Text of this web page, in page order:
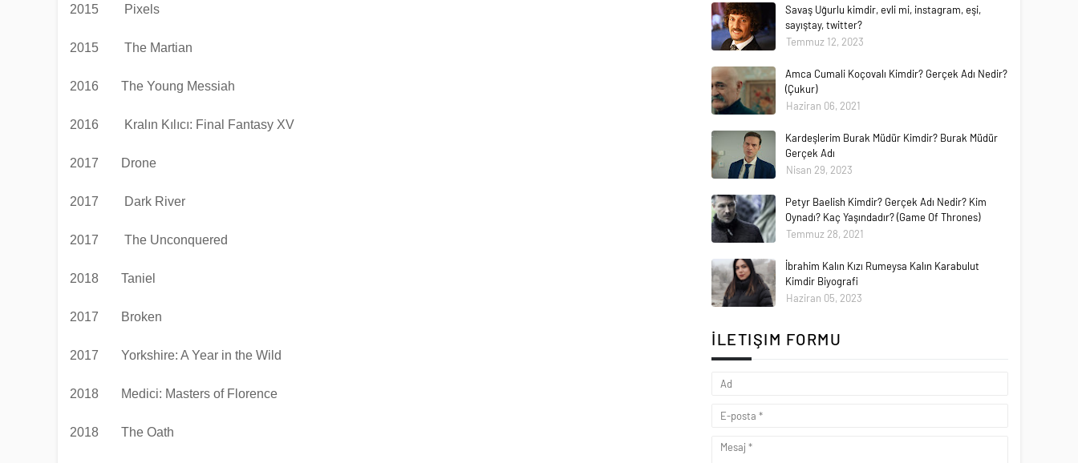
2015 Pixels
2015 The Martian
2016 The Young Messiah
2016 Kralın Kılıcı: Final Fantasy XV
2017 Drone
2017 Dark River
2017 The Unconquered
2018 Taniel
2017 Broken
2017 Yorkshire: A Year in the Wild
2018 Medici: Masters of Florence
2018 The Oath
Savaş Uğurlu kimdir, evli mi, instagram, eşi,
sayıştay, twitter?
Temmuz 12, 2023
Amca Cumali Koçovalı Kimdir? Gerçek Adı Nedir?
(Çukur)
Haziran 06, 2021
Kardeşlerim Burak Müdür Kimdir? Burak Müdür
Gerçek Adı
Nisan 29, 2023
Petyr Baelish Kimdir? Gerçek Adı Nedir? Kim
Oynadı? Kaç Yaşındadır? (Game Of Thrones)
Temmuz 28, 2021
İbrahim Kalın Kızı Rumeysa Kalın Karabulut
Kimdir Biyografi
Haziran 05, 2023
İLETIŞIM FORMU